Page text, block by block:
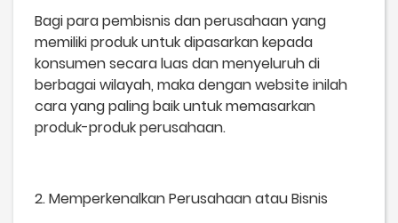
Bagi para pembisnis dan perusahaan yang
memiliki produk untuk dipasarkan kepada
konsumen secara luas dan menyeluruh di
berbagai wilayah, maka dengan website inilah
cara yang paling baik untuk memasarkan
produk-produk perusahaan.
2. Memperkenalkan Perusahaan atau Bisnis